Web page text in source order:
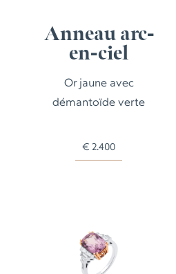
Anneau arc-
en-ciel
Or jaune avec
démantoïde verte
€ 2.400